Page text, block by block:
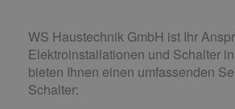
WS Haustechnik GmbH ist Ihr
Elektroinstallationen und Schalter
bieten Ihnen einen umfassenden
Schalter: